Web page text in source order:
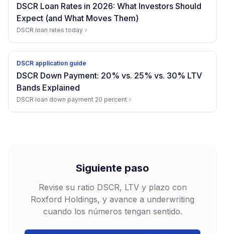
DSCR Loan Rates in 2026: What Investors Should
Expect (and What Moves Them)
DSCR loan rates today
DSCR application guide
DSCR Down Payment: 20% vs. 25% vs. 30% LTV
Bands Explained
DSCR loan down payment 20 percent
Siguiente paso
Revise su ratio DSCR, LTV y plazo con
Roxford Holdings, y avance a underwriting
cuando los números tengan sentido.